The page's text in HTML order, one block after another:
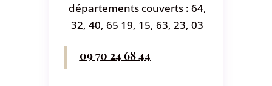
départements couverts : 64,
32, 40, 65 19, 15, 63, 23, 03
09 70 24 68 44